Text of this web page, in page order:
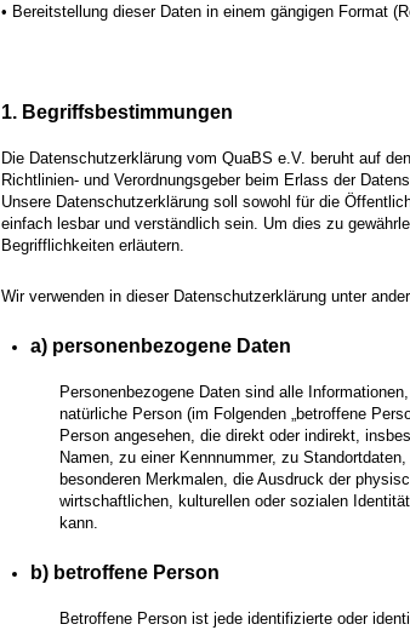
• Bereitstellung dieser Daten in einem gängigen Format
1. Begriffsbestimmungen
Die Datenschutzerklärung vom QuaBS e.V. beruht auf
Richtlinien- und Verordnungsgeber beim Erlass der
Unsere Datenschutzerklärung soll sowohl für die
einfach lesbar und verständlich sein. Um dies zu
Begrifflichkeiten erläutern.
Wir verwenden in dieser Datenschutzerklärung unter
a) personenbezogene Daten
Personenbezogene Daten sind alle
natürliche Person (im Folgenden „betroffene
Person angesehen, die direkt oder indirekt,
Namen, zu einer Kennnummer, zu
besonderen Merkmalen, die Ausdruck der
wirtschaftlichen, kulturellen oder sozialen
kann.
b) betroffene Person
Betroffene Person ist jede identifizierte oder